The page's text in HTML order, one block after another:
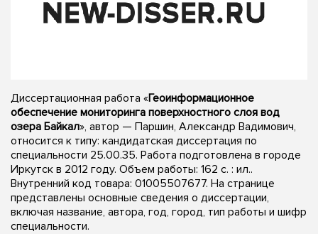
Диссертационная работа «Геоинформационное
обеспечение мониторинга поверхностного слоя вод
озера Байкал», автор — Паршин, Александр Вадимович,
относится к типу: кандидатская диссертация по
специальности 25.00.35. Работа подготовлена в городе
Иркутск в 2012 году. Объем работы: 162 с. : ил..
Внутренний код товара: 01005507677. На странице
представлены основные сведения о диссертации,
включая название, автора, год, город, тип работы и шифр
специальности.